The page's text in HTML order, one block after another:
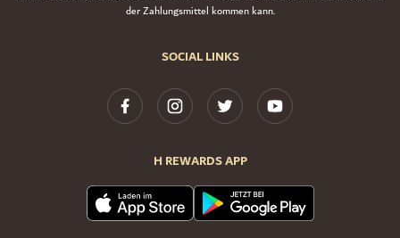
SOCIAL LINKS
H REWARDS APP
der Zahlungsmittel kommen kann.